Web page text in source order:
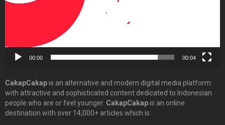
00:00 00:04
CakapCakapis an alternative and modern digital media platform
with attractive and sophisticated content dedicated to Indonesian
people who are or feel younger. CakapCakapis an online
destination with over 14,000+ articles which is: